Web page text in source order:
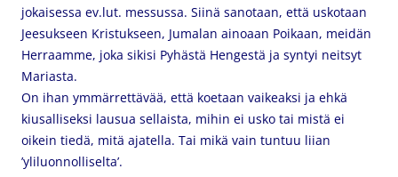
jokaisessa ev.lut. messussa. Siinä sanotaan, että uskotaan
Jeesukseen Kristukseen, Jumalan ainoaan Poikaan, meidän
Herraamme, joka sikisi Pyhästä Hengestä ja syntyi neitsyt
Mariasta.
On ihan ymmärrettävää, että koetaan vaikeaksi ja ehkä
kiusalliseksi lausua sellaista, mihin ei usko tai mistä ei
oikein tiedä, mitä ajatella. Tai mikä vain tuntuu liian
’yliluonnolliselta’.